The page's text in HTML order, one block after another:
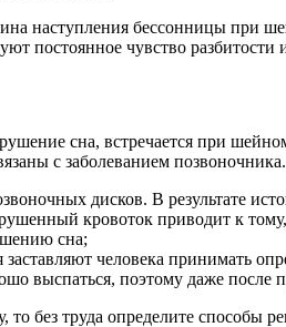
наступления бессонницы при
постоянное чувство разбитости
сна, встречается при
с заболеванием
дисков. В результате
кровоток приводит к
сна;
человека принимать
выспаться, поэтому даже после
то без труда определите способы